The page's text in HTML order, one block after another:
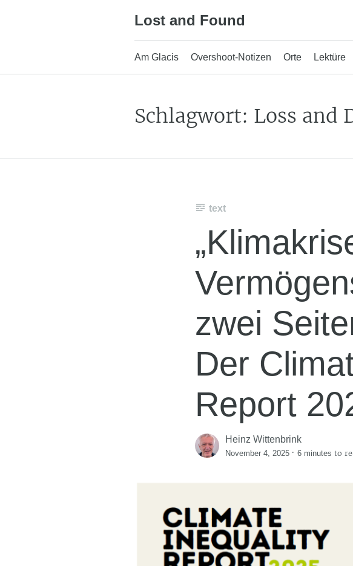
Lost and Found
Am Glacis Overshoot-Notizen Orte Lektüre
Schlagwort: Loss and
text
zwei
Der
Report
Heinz Wittenbrink
November 4, 2025 · 6 minutes to